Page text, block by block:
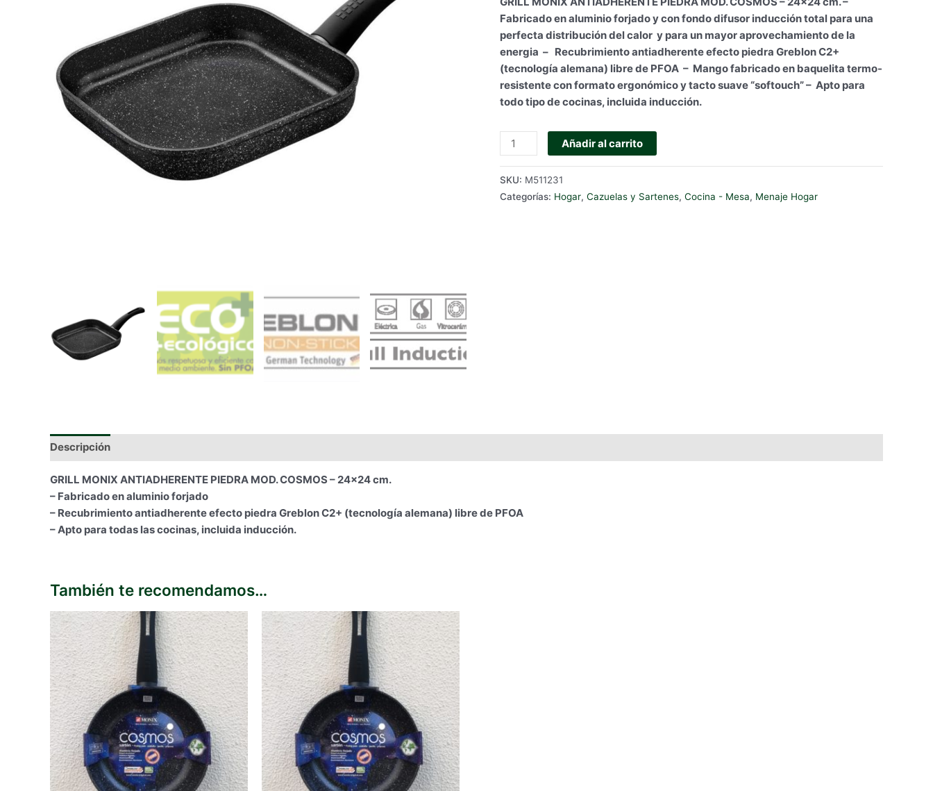
Fabricado en aluminio forjado y con fondo difusor inducción total para una
perfecta distribución del calor y para un mayor aprovechamiento de la
energia – Recubrimiento antiadherente efecto piedra Greblon C2+
(tecnología alemana) libre de PFOA – Mango fabricado en baquelita termo-
resistente con formato ergonómico y tacto suave “softouch”– Apto para
todo tipo de cocinas, incluida inducción.
GRILL
MONIX
MOD.
Añadir al carrito
SKU: M511231
Categorías: Hogar, Cazuelas y Sartenes, Cocina - Mesa, Menaje Hogar
Descripción
GRILL MONIX ANTIADHERENTE PIEDRA MOD. COSMOS – 24×24 cm.
– Fabricado en aluminio forjado
– Recubrimiento antiadherente efecto piedra Greblon C2+ (tecnología alemana) libre de PFOA
– Apto para todas las cocinas, incluida inducción.
También te recomendamos…